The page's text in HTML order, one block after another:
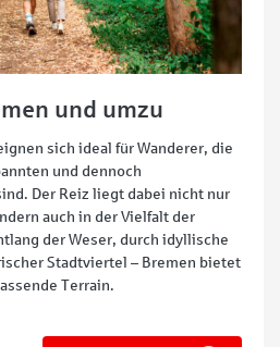
und umzu
sich ideal für Wanderer, die
und dennoch
Der Reiz liegt dabei nicht nur
auch in der Vielfalt der
der Weser, durch idyllische
Stadtviertel – Bremen bietet
Terrain.